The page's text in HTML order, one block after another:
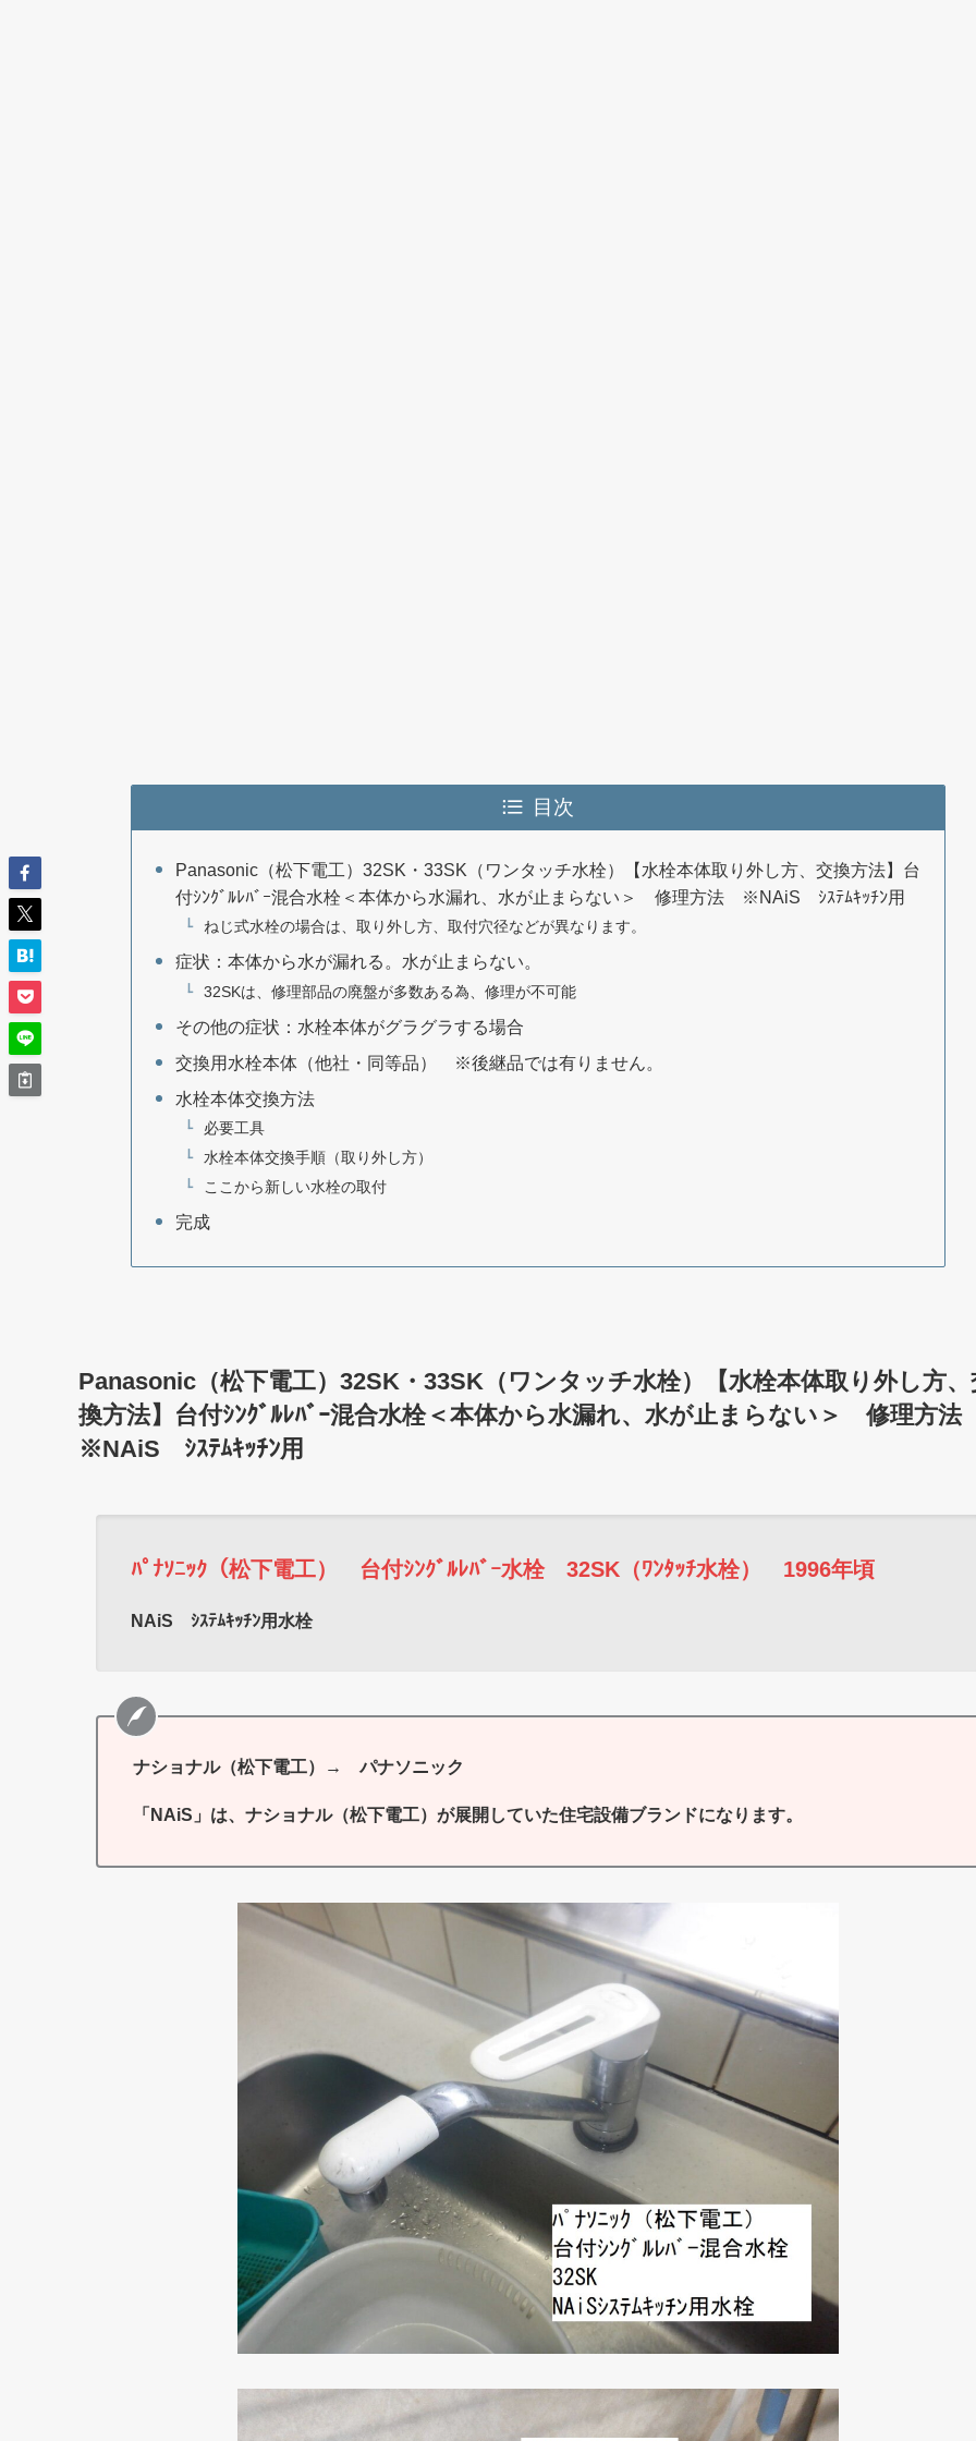
目次
Panasonic（松下電工）32SK・33SK（ワンタッチ水栓）【水栓本体取り外し方、交換方法】台
付ｼﾝｸﾞﾙﾚﾊﾞｰ混合水栓＜本体から水漏れ、水が止まらない＞ 修理方法 ※NAiS ｼｽﾃﾑｷｯﾁﾝ用
ねじ式水栓の場合は、取り外し方、取付穴径などが異なります。
症状：本体から水が漏れる。水が止まらない。
32SKは、修理部品の廃盤が多数ある為、修理が不可能
その他の症状：水栓本体がグラグラする場合
交換用水栓本体（他社・同等品） ※後継品では有りません。
水栓本体交換方法
必要工具
水栓本体交換手順（取り外し方）
ここから新しい水栓の取付
完成
Panasonic（松下電工）32SK・33SK（ワンタッチ水栓）【水栓本体取り外し方、
換方法】台付ｼﾝｸﾞﾙﾚﾊﾞｰ混合水栓＜本体から水漏れ、水が止まらない＞ 修理方
※NAiS ｼｽﾃﾑｷｯﾁﾝ用
ﾊﾟﾅｿﾆｯｸ（松下電工） 台付ｼﾝｸﾞﾙﾚﾊﾞｰ水栓 32SK（ﾜﾝﾀｯﾁ水栓） 1996年頃
NAiS ｼｽﾃﾑｷｯﾁﾝ用水栓
ナショナル（松下電工）→ パナソニック
「NAiS」は、ナショナル（松下電工）が展開していた住宅設備ブランドになります。